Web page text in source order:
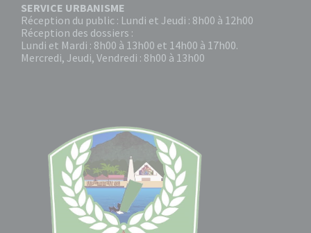
SERVICE URBANISME
Réception du public : Lundi et Jeudi : 8h00 à 12h00
Réception des dossiers :
Lundi et Mardi : 8h00 à 13h00 et 14h00 à 17h00.
Mercredi, Jeudi, Vendredi : 8h00 à 13h00